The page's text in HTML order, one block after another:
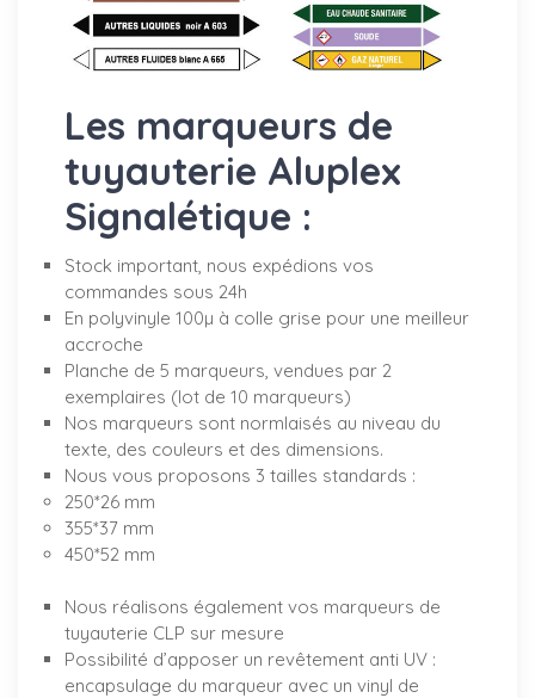
Les marqueurs de
tuyauterie Aluplex
Signalétique :
Stock important, nous expédions vos
commandes sous 24h
En polyvinyle 100µ à colle grise pour une meilleur
accroche
Planche de 5 marqueurs, vendues par 2
exemplaires (lot de 10 marqueurs)
Nos marqueurs sont normlaisés au niveau du
texte, des couleurs et des dimensions.
Nous vous proposons 3 tailles standards :
250*26 mm
355*37 mm
450*52 mm
Nous réalisons également vos marqueurs de
tuyauterie CLP sur mesure
Possibilité d’apposer un revêtement anti UV :
encapsulage du marqueur avec un vinyl de